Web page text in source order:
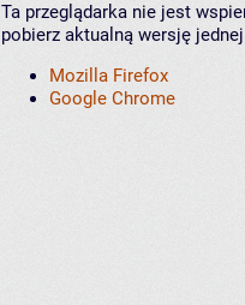
Ta przeglądarka nie jest
pobierz aktualną wersję
Mozilla Firefox
Google Chrome